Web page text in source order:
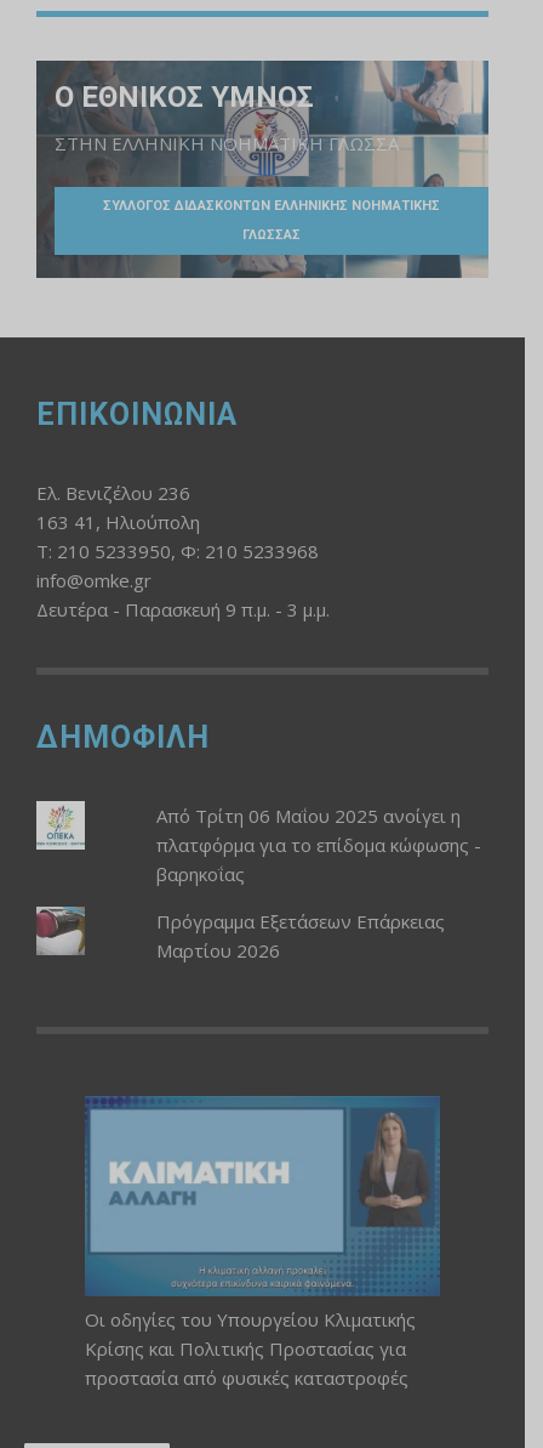
Ο ΕΘΝΙΚΟΣ ΥΜΝΟΣ
ΣΤΗΝ ΕΛΛΗΝΙΚΗ ΝΟΗΜΑΤΙΚΗ ΓΛΩΣΣΑ
ΣΥΛΛΟΓΟΣ ΔΙΔΑΣΚΟΝΤΩΝ ΕΛΛΗΝΙΚΗΣ ΝΟΗΜΑΤΙΚΗΣ
ΓΛΩΣΣΑΣ
ΕΠΙΚΟΙΝΩΝΙΑ
Ελ. Βενιζέλου 236
163 41, Ηλιούπολη
Τ: 210 5233950, Φ: 210 5233968
info@omke.gr
Δευτέρα - Παρασκευή 9 π.μ. - 3 μ.μ.
ΔΗΜΟΦΙΛΗ
Από Τρίτη 06 Μαΐου 2025 ανοίγει η
πλατφόρμα για το επίδομα κώφωσης -
βαρηκοΐας
Πρόγραμμα Εξετάσεων Επάρκειας
Μαρτίου 2026
Οι οδηγίες του Υπουργείου Κλιματικής
Κρίσης και Πολιτικής Προστασίας για
προστασία από φυσικές καταστροφές